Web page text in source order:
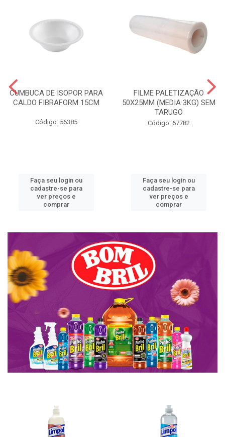
CUMBUCA DE ISOPOR PARA
CALDO FIBRAFORM 15CM
Código: 56385
Faça seu login ou
cadastre-se para
ver preços e
comprar
FILME PALETIZAÇÃO
50X25MM (MEDIA 3KG) SEM
TARUGO
Código: 67782
Faça seu login ou
cadastre-se para
ver preços e
comprar